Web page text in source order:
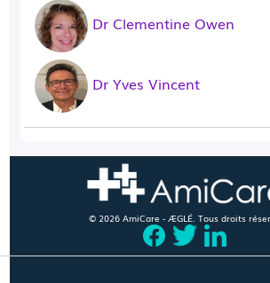
Dr Clementine Owen
Dr Yves Vincent
© 2026 AmiCare - ÆGLÉ. Tous droits